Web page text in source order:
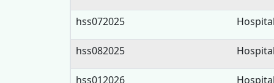
hss072025
hss082025
hss012026